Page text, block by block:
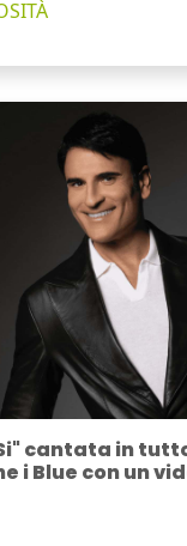
cantata in
i Blue con un